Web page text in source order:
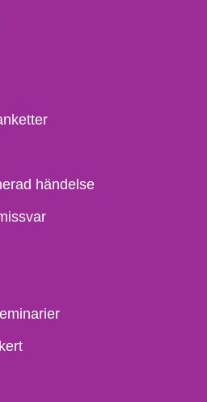
händelse